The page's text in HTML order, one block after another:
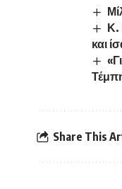
Κ.
και
Share This